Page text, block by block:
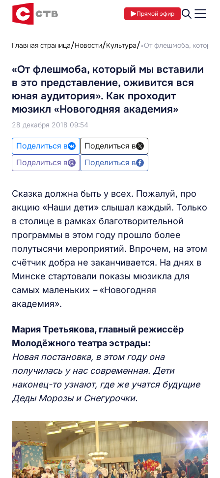
Прямой эфир
Главная страница Новости Культура «От флешмоба, который
«От флешмоба, который мы вставили
в это представление, оживится вся
юная аудитория». Как проходит
мюзикл «Новогодняя академия»
28 декабря 2018 09:54
Поделиться в
Поделиться в
Поделиться в
Поделиться в
Сказка должна быть у всех. Пожалуй, про
акцию «Наши дети» слышал каждый. Только
в столице в рамках благотворительной
программы в этом году прошло более
полутысячи мероприятий. Впрочем, на этом
счётчик добра не заканчивается. На днях в
Минске стартовали показы мюзикла для
самых маленьких –«Новогодняя
академия».
Мария Третьякова, главный режиссёр
Молодёжного театра эстрады:
Новая постановка, в этом году она
получилась у нас современная. Дети
наконец-то узнают, где же учатся будущие
Деды Морозы и Снегурочки.